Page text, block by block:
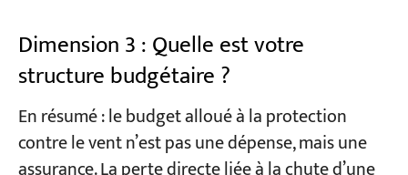
Dimension 3 : Quelle est votre
structure budgétaire ?
En résumé : le budget alloué à la protection
contre le vent n’est pas une dépense, mais une